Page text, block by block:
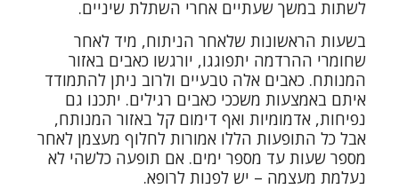
לשתות במשך שעתיים אחרי השתלת שיניים.
בשעות הראשונות שלאחר הניתוח, מיד לאחר
שחומרי ההרדמה יתפוגגו, יורגשו כאבים באזור
המנותח. כאבים אלה טבעיים ולרוב ניתן להתמודד
איתם באמצעות משככי כאבים רגילים. יתכנו גם
נפיחות, אדמומיות ואף דימום קל באזור המנותח,
אבל כל התופעות הללו אמורות לחלוף מעצמן לאחר
מספר שעות עד מספר ימים. אם תופעה כלשהי לא
נעלמת מעצמה – יש לפנות לרופא.